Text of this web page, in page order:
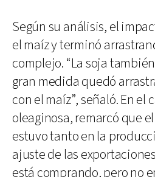
Según su análisis, el
el maíz y terminó
complejo. “La soja
gran medida quedó
con el maíz”, señaló. En el
oleaginosa, remarcó que
estuvo tanto en la
ajuste de las
está comprando, pero no